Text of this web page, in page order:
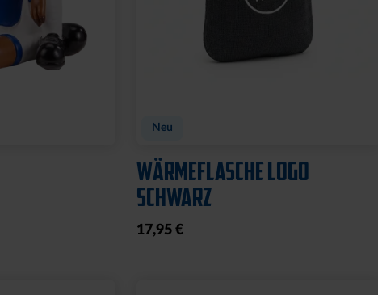
Neu
WÄRMEFLASCHE LOGO
SCHWARZ
17,95 €